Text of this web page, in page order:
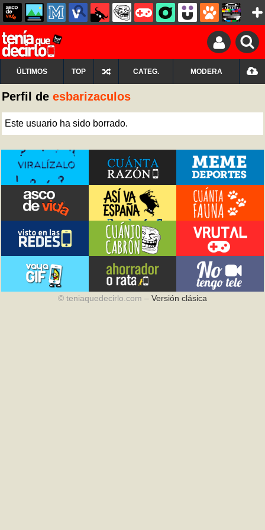
ÚLTIMOS TOP CATEG. MODERA
Perfil de esbarizaculos
Este usuario ha sido borrado.
© teniaquedecirlo.com – Versión clásica